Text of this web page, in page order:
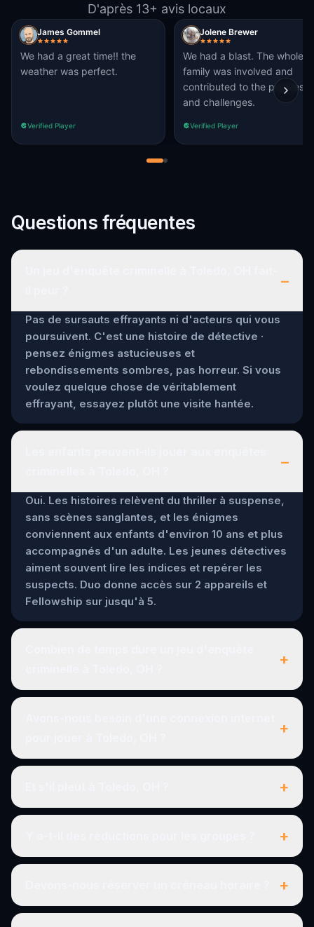
D'après 13+ avis locaux
James Gommel
We had a great time!! the
weather was perfect.
Verified Player
Jolene Brewer
We had a blast. The whole
family was involved and
contributed to the puzzles
and challenges.
Verified Player
Questions fréquentes
–
Pas de sursauts effrayants ni d'acteurs qui vous
poursuivent. C'est une histoire de détective ·
pensez énigmes astucieuses et
rebondissements sombres, pas horreur. Si vous
voulez quelque chose de véritablement
effrayant, essayez plutôt une visite hantée.
–
Oui. Les histoires relèvent du thriller à suspense,
sans scènes sanglantes, et les énigmes
conviennent aux enfants d'environ 10 ans et plus
accompagnés d'un adulte. Les jeunes détectives
aiment souvent lire les indices et repérer les
suspects. Duo donne accès sur 2 appareils et
Fellowship sur jusqu'à 5.
+
+
+
+
+